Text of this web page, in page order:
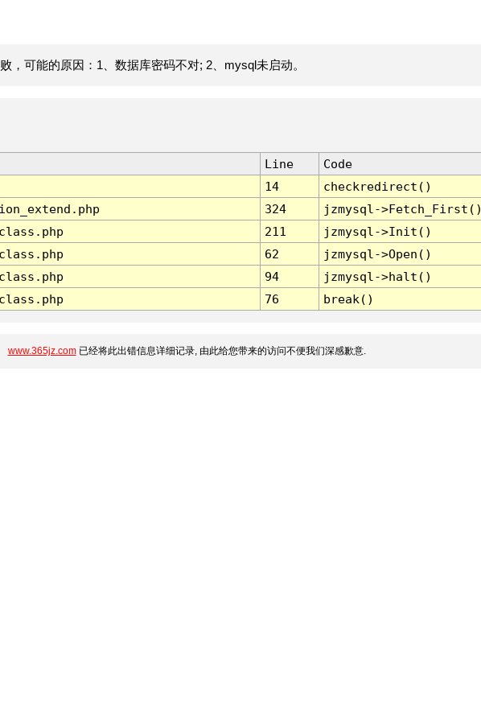
，可能的原因：1、数据库密码不对; 2、mysql未启动。
Line
Code
14
checkredirect()
324
jzmysql-
211
jzmysql->Init()
62
jzmysql->Open()
94
jzmysql->halt()
76 break()
www.365jz.com已经将此出错信息详细记录, 由此给您带来的访问不便我们深感歉意.